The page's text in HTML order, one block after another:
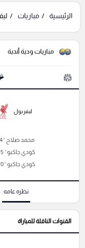
الرئيسية مباريات
مباريات ودية أندية
ليفربول
محمد صلاح ' 14
كودي جاكبو ' 55
كودي جاكبو ' 70
نظره عامه
القنوات الناقلة للمباراة